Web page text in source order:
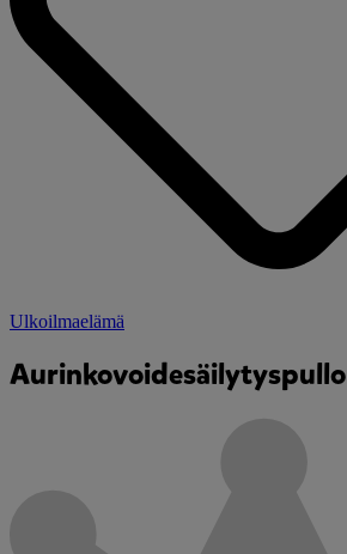
Ulkoilmaelämä
Aurinkovoidesäilytyspullo